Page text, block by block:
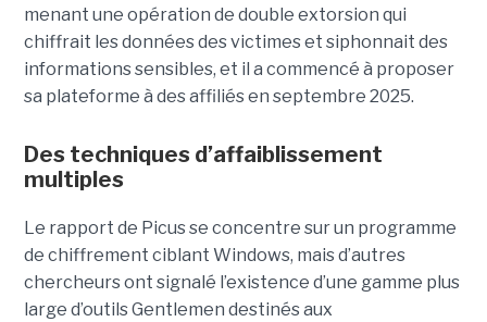
menant une opération de double extorsion qui
chiffrait les données des victimes et siphonnait des
informations sensibles, et il a commencé à proposer
sa plateforme à des affiliés en septembre 2025.
Des techniques d’affaiblissement
multiples
Le rapport de Picus se concentre sur un programme
de chiffrement ciblant Windows, mais d’autres
chercheurs ont signalé l’existence d’une gamme plus
large d’outils Gentlemen destinés aux